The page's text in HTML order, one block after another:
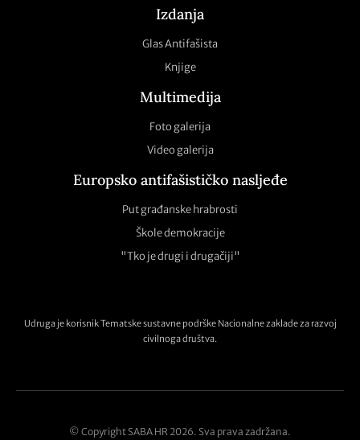
Izdanja
Glas Antifašista
Knjige
Multimedija
Foto galerija
Video galerija
Europsko antifašističko nasljeđe
Put građanske hrabrosti
Škole demokracije
"Tko je drugi i drugačiji"
Udruga je korisnik Tematske sustavne podrške Nacionalne zaklade za razvoj
civilnoga društva.
© Copyright SABA HR 2026. Sva prava zadržana.